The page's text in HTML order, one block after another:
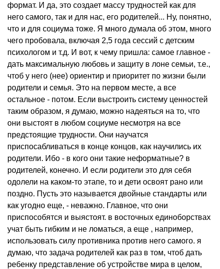
формат. И да, это создает массу трудностей как для
него самого, так и для нас, его родителей... Ну, понятно,
что и для социума тоже. Я много думала об этом, много
чего пробовала, включая 2,5 года сессий с детским
психологом и т.д. И вот, к чему пришла: самое главное -
дать максимальную любовь и защиту в лоне семьи, т.е.,
чтоб у него (нее) ориентир и приоритет по жизни были
родители и семья. Это на первом месте, а все
остальное - потом. Если выстроить систему ценностей
таким образом, я думаю, можно надеяться на то, что
они выстоят в любом социуме несмотря на все
предстоящие трудности. Они научатся
приспосабливаться в конце концов, как научились их
родители. Ибо - в кого они такие неформатные? в
родителей, конечно. И если родители это для себя
одолели на каком-то этапе, то и дети освоят рано или
поздно. Пусть это называется двойные стандарты или
как угодно еще, - неважно. Главное, что они
приспособятся и выястоят. в восточных единоборствах
учат быть гибким и не ломаться, а еще , например,
использовать силу противника против него самого. я
думаю, что задача родителей как раз в том, чтоб дать
ребенку представление об устройстве мира в целом,